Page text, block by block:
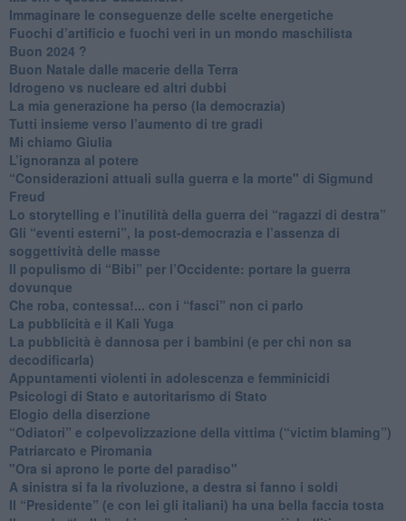
Immaginare le conseguenze delle scelte energetiche
​Fuochi d’artificio e fuochi veri in un mondo maschilista
Buon 2024 ?
​Buon Natale dalle macerie della Terra
​Idrogeno vs nucleare ed altri dubbi
​La mia generazione ha perso (la democrazia)
​Tutti insieme verso l’aumento di tre gradi
Mi chiamo Giulia
L’ignoranza al potere
​“Considerazioni attuali sulla guerra e la morte" di Sigmund
Freud
​Lo storytelling e l’inutilità della guerra dei “ragazzi di destra”
​Gli “eventi esterni”, la post-democrazia e l’assenza di
soggettività delle masse
​Il populismo di “Bibi” per l’Occidente: portare la guerra
dovunque
​Che roba, contessa!... con i “fasci” non ci parlo
La pubblicità e il Kali Yuga
​La pubblicità è dannosa per i bambini (e per chi non sa
decodificarla)
​Appuntamenti violenti in adolescenza e femminicidi
​Psicologi di Stato e autoritarismo di Stato
Elogio della diserzione
“Odiatori” e colpevolizzazione della vittima (“victim blaming”)
​Patriarcato e Piromania
"Ora si aprono le porte del paradiso"
​A sinistra si fa la rivoluzione, a destra si fanno i soldi
​Il “Presidente” (e con lei gli italiani) ha una bella faccia tosta